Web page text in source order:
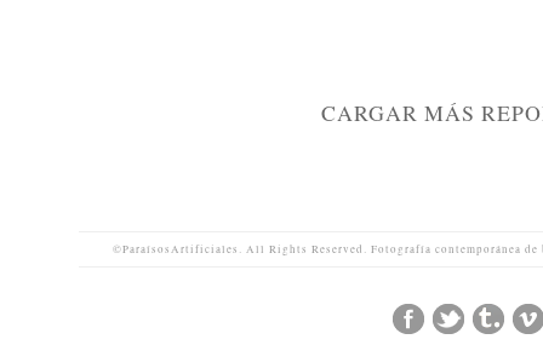
CARGAR MÁS
©ParaísosArtificiales. All Rights Reserved. Fotografía contemporánea